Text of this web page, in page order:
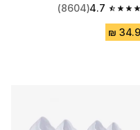
4.7
4.7 out
(8604)